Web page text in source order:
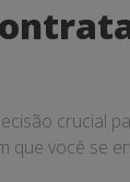
crucial
que você se